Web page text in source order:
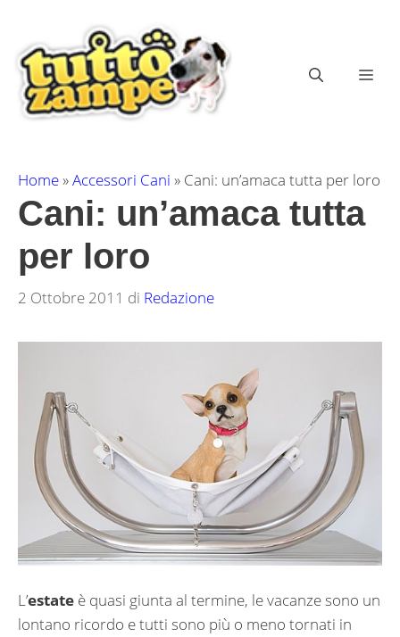
contenuto
Home»Accessori Cani » Cani: un’amaca tutta per loro
Cani: un’amaca tutta
per loro
2 Ottobre 2011 di Redazione
L’estate è quasi giunta al termine, le vacanze sono un
lontano ricordo e tutti sono più o meno tornati in